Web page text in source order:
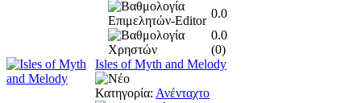
0.0
0.0
(0)
Isles of Myth and Melody
Κατηγορία: Ανένταχτο